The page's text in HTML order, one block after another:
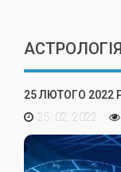
АСТРОЛОГІЯ
25 ЛЮТОГО 2022
25. 02. 2022